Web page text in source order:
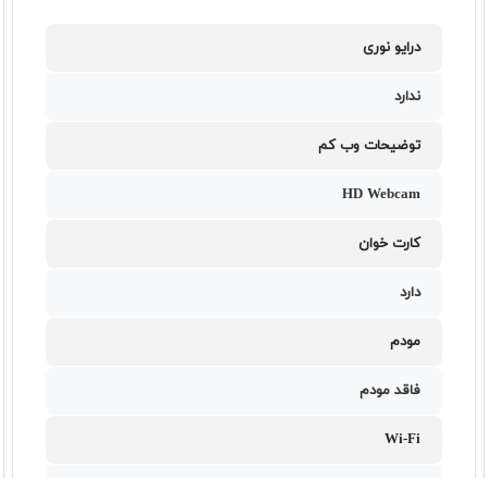
درایو نوری
ندارد
توضیحات وب کم
HD Webcam
کارت خوان
دارد
مودم
فاقد مودم
Wi-Fi